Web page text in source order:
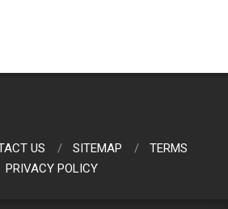
US SITEMAP
TERMS
PRIVACY POLICY